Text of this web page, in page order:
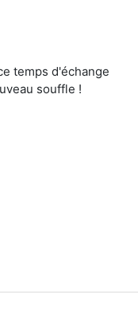
temps d'échange
souffle !